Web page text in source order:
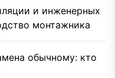
и инженерных
монтажника
обычному: кто